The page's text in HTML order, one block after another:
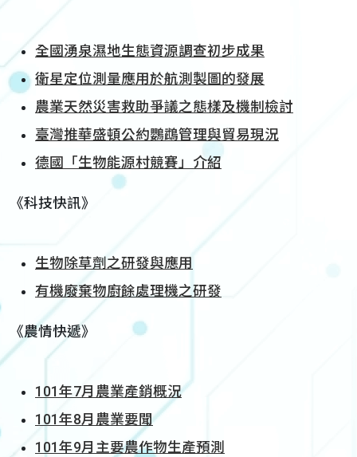
全國湧泉濕地生態資源調查初步成果
衛星定位測量應用於航測製圖的發展
農業天然災害救助爭議之態樣及機制檢討
臺灣推華盛頓公約鸚鵡管理與貿易現況
德國「生物能源村競賽」介紹
《科技快訊》
生物除草劑之研發與應用
有機廢棄物廚餘處理機之研發
《農情快遞》
101年7月農業產銷概況
101年8月農業要聞
101年9月主要農作物生產預測